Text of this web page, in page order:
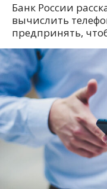
Банк России
вычислить
предпринять,